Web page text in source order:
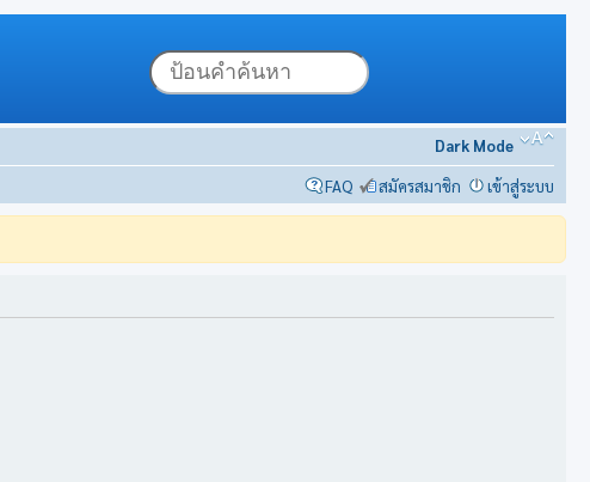
Dark Mode
FAQ
สมัครสมาชิก เข้าสู่ระบบ